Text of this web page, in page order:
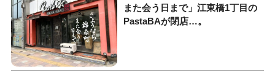
また会う日まで」江東橋1丁目の
PastaBAが閉店…。